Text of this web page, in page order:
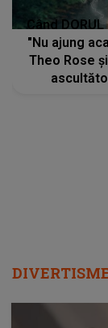
Când
"Nu ajung
Theo Rose